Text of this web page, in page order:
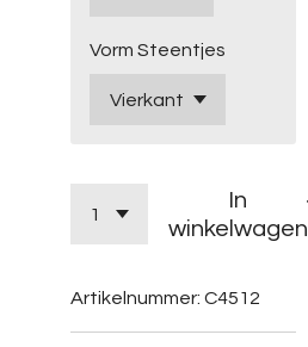
Vorm Steentjes
In
winkelwagen
Artikelnummer: C4512